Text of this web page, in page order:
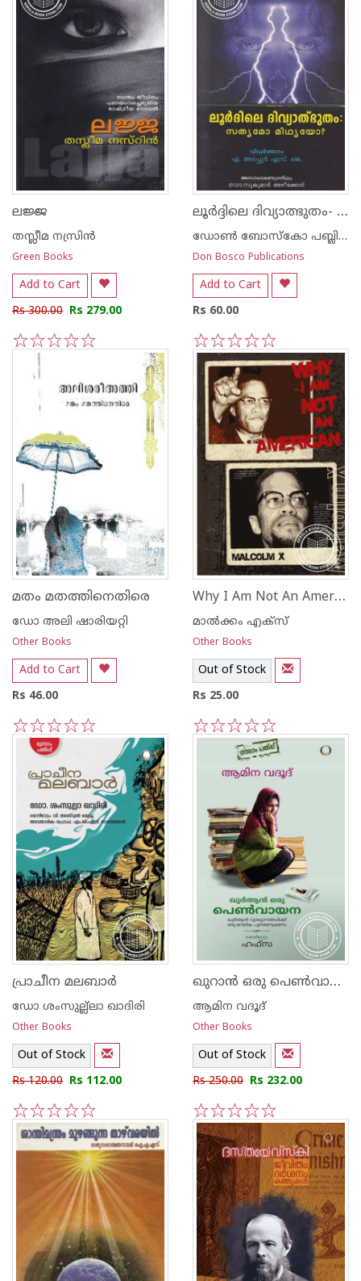
ലജ്ജ
തസ്ലീമ നസ്രിന്‍
Green Books
Add to Cart
Rs 300.00 Rs 279.00
ലൂര്‍ദ്ദിലെ ദിവ്യാത്ഭുതം- സത്യമോ മിഥ്യയോ
ഡോണ്‍ ബോസ്കോ പബ്ലിക്കേഷന്‍സ്
Don Bosco Publications
Add to Cart
Rs 60.00
5
4
3
2
1
മതം മതത്തിനെതിരെ
ഡോ അലി ഷാരിയറ്റി
Other Books
Add to Cart
Rs 46.00
4
3
2
Why I Am Not An American
മാല്‍ക്കം എക്സ്
Other Books
Out of Stock
Rs 25.00
5
4
3
2
1
പ്രാചീന മലബാര്‍
ഡോ ശംസുല്ല്ലാ ഖാദിരി
Other Books
Out of Stock
Rs 120.00 Rs 112.00
5
4
3
2
1
ഖുറാന്‍ ഒരു പെണ്‍വായന
ആമിന വദൂദ്
Other Books
Out of Stock
Rs 250.00 Rs 232.00
5
4
3
2
1